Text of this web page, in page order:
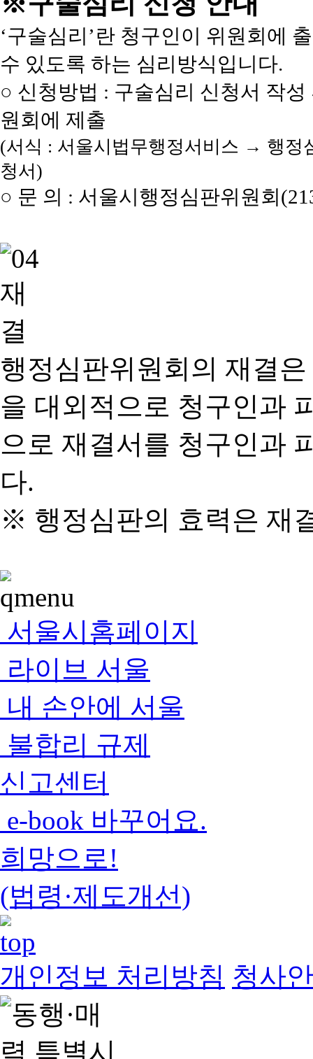
‘구술심리’란 청구인이 위원회에
수 있도록 하는 심리방식입니다.
○ 신청방법 : 구술심리 신청서 작
원회에 제출
(서식 : 서울시법무행정서비스 → 행
청서)
○ 문 의 : 서울시행정심판위원회
행정심판위원회의 재결
을 대외적으로 청구인과
으로 재결서를 청구인과
다.
※ 행정심판의 효력은 재
서울시홈페이지
라이브 서울
내 손안에 서울
불합리 규제
신고센터
e-book 바꾸어요.
희망으로!
(법령·제도개선)
개인정보 처리방침 청사